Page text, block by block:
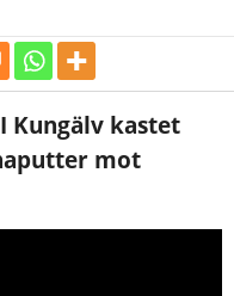
I Kungälv kastet
mot